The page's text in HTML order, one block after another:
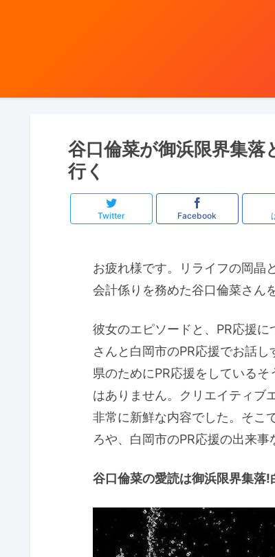
谷口倫菜が御浜限界集落
行く
Twitter Facebook
お疲れ様です。リライフの岡晶
会計係りを務めた谷口倫菜さん
彼女のエピソードと、PR応援
さんと白岡市のPR応援でお話
県のためにPR応援をしている
はありません。クリエイティブ
非常に新鮮な内容でした。そこ
ろや、白岡市のPR応援の出来事
谷口倫菜の愛読は御浜限界集落